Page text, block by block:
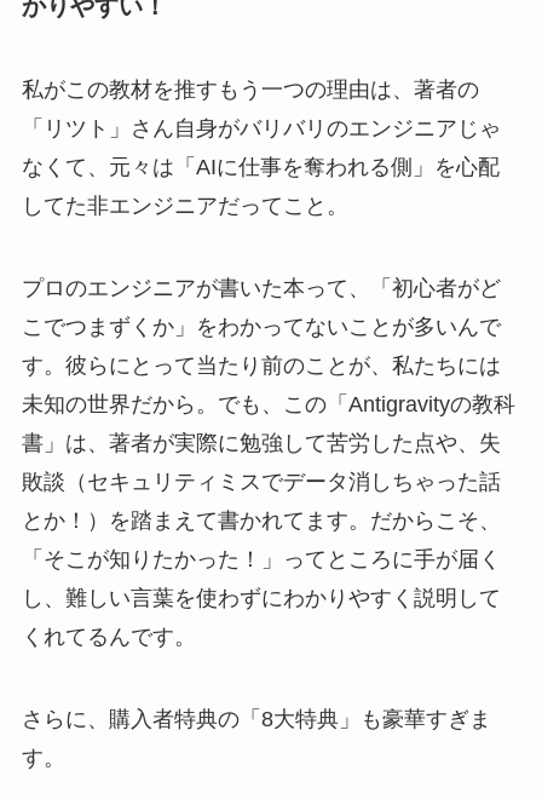
かりやすい！
私がこの教材を推すもう一つの理由は、著者の
「リツト」さん自身がバリバリのエンジニアじゃ
なくて、元々は「AIに仕事を奪われる側」を心配
してた非エンジニアだってこと。
プロのエンジニアが書いた本って、「初心者がど
こでつまずくか」をわかってないことが多いんで
す。彼らにとって当たり前のことが、私たちには
未知の世界だから。でも、この「Antigravityの教科
書」は、著者が実際に勉強して苦労した点や、失
敗談（セキュリティミスでデータ消しちゃった話
とか！）を踏まえて書かれてます。だからこそ、
「そこが知りたかった！」ってところに手が届く
し、難しい言葉を使わずにわかりやすく説明して
くれてるんです。
さらに、購入者特典の「8大特典」も豪華すぎま
す。